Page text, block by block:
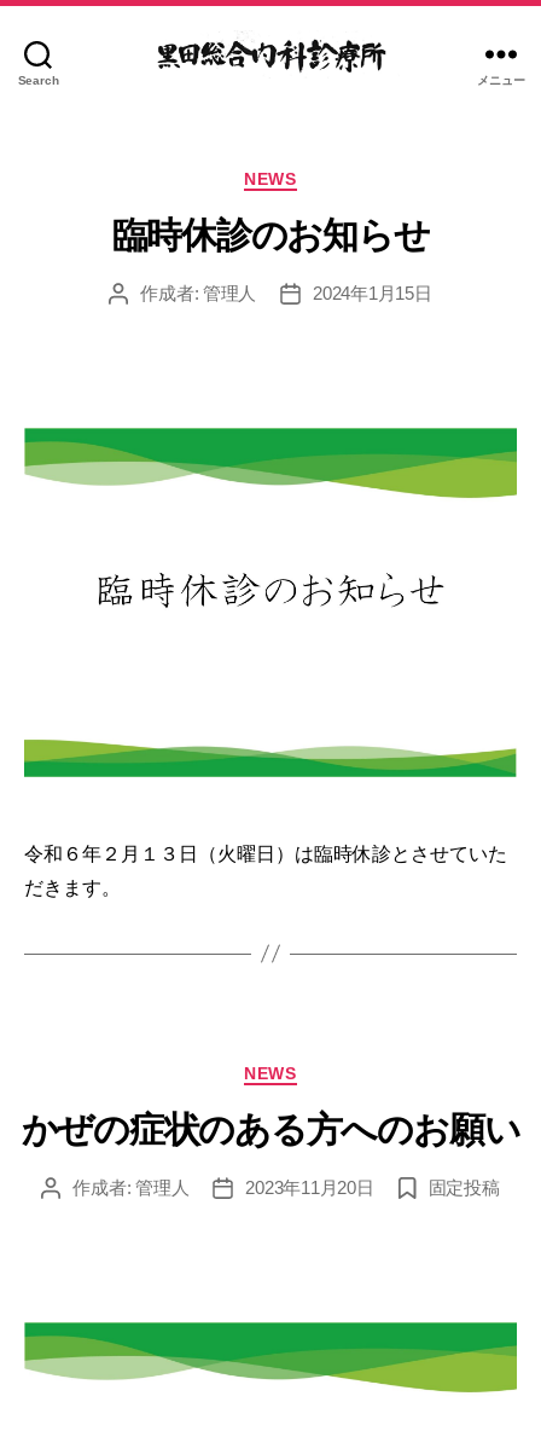
Search
合
科
療
メニュー
カ
テ
ゴ
リ
NEWS
臨時休診のお知らせ
投
作成者: 管理人
投
2024年1月15日
令和６年２月１３日（火曜日）は臨時休診とさせていた
だきます。
カ
テ
ゴ
リ
NEWS
かぜの症状のある方へのお願い
投
作成者:管理人
投
2023年11月20日 固定投稿